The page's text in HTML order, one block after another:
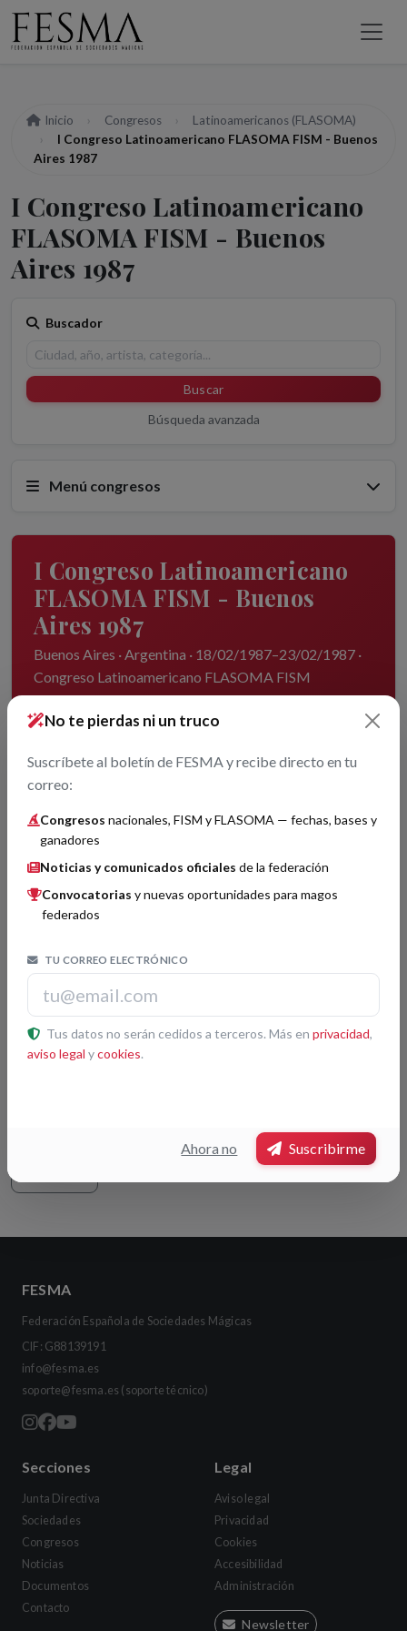
Inicio Congresos
Latinoamericanos (FLASOMA)
I Congreso Latinoamericano FLASOMA FISM - Buenos
Aires 1987
I Congreso Latinoamericano
FLASOMA FISM - Buenos
Aires 1987
Buscador
Buscar
Búsqueda avanzada
Menú congresos
I Congreso Latinoamericano
FLASOMA FISM - Buenos
Aires 1987
Buenos Aires · Argentina · 18/02/1987–23/02/1987 ·
Congreso Latinoamericano FLASOMA FISM
Organizador por confirmar.
Jurado por confirmar.
No te pierdas ni un truco
Suscríbete al boletín de FESMA y recibe directo en tu
correo:
Congresos nacionales, FISM y FLASOMA — fechas, bases y
ganadores
Noticias y comunicados oficiales de la federación
Convocatorias y nuevas oportunidades para magos
federados
TU CORREO ELECTRÓNICO
Tus datos no serán cedidos a terceros. Más en privacidad,
aviso legal ycookies.
Ahora no Suscribirme
FESMA
Federación Española de Sociedades Mágicas
CIF: G88139191
info@fesma.es
soporte@fesma.es (soporte técnico)
Secciones
Junta Directiva
Sociedades
Congresos
Noticias
Documentos
Contacto
Legal
Aviso legal
Privacidad
Cookies
Accesibilidad
Administración
Newsletter